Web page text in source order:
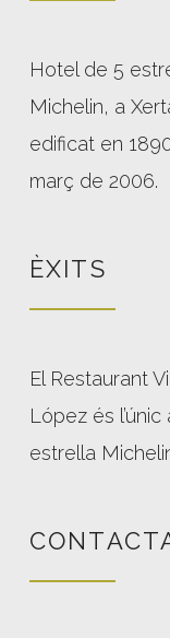
Hotel de 5
Michelin, a
edificat en
març de 2006.
ÈXITS
El Restaurant
López és
estrella